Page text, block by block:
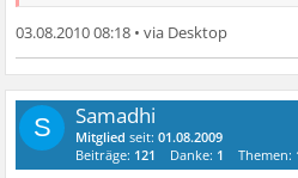
-Übelkeit
-Heißhunger
-Mundtrockenheit
-Schweißausbrüche
-Kältegefühl in den Gliedern
-Zittern an Händen und Füßen
03.08.2010 08:18 •
S Samadhi
Mitglied seit:01.08.2009
Beiträge: 121 Danke: 1 Themen: